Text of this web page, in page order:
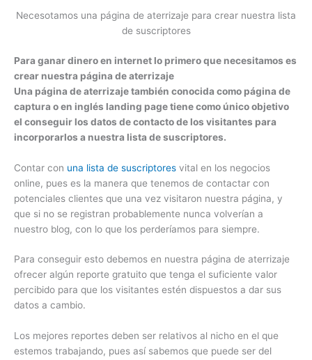
Necesotamos una página de aterrizaje para crear nuestra lista
de suscriptores
Para ganar dinero en internet lo primero que necesitamos es
crear nuestra página de aterrizaje
Una página de aterrizaje también conocida como página de
captura o en inglés landing page tiene como único objetivo
el conseguir los datos de contacto de los visitantes para
incorporarlos a nuestra lista de suscriptores.
Contar con una lista de suscriptores vital en los negocios
online, pues es la manera que tenemos de contactar con
potenciales clientes que una vez visitaron nuestra página, y
que si no se registran probablemente nunca volverían a
nuestro blog, con lo que los perderíamos para siempre.
Para conseguir esto debemos en nuestra página de aterrizaje
ofrecer algún reporte gratuito que tenga el suficiente valor
percibido para que los visitantes estén dispuestos a dar sus
datos a cambio.
Los mejores reportes deben ser relativos al nicho en el que
estemos trabajando, pues así sabemos que puede ser del